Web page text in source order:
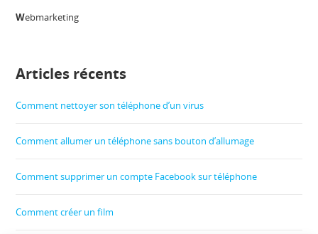
Webmarketing
Articles récents
Comment nettoyer son téléphone d’un virus
Comment allumer un téléphone sans bouton d’allumage
Comment supprimer un compte Facebook sur téléphone
Comment créer un film